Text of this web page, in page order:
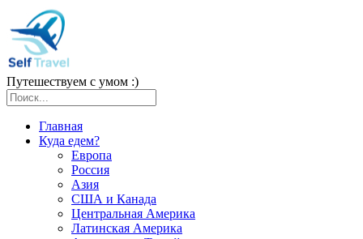
Путешествуем с умом :)
Главная
Куда едем?
Европа
Россия
Азия
США и Канада
Центральная Америка
Латинская Америка